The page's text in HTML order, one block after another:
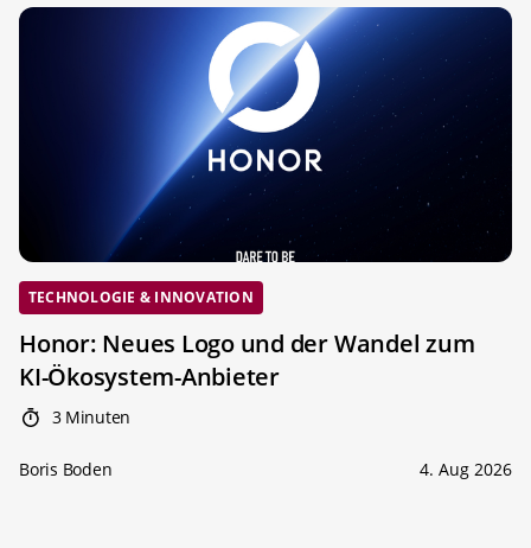
TECHNOLOGIE & INNOVATION
Honor: Neues Logo und der Wandel zum
KI-Ökosystem-Anbieter
3 Minuten
Boris Boden 4. Aug 2026